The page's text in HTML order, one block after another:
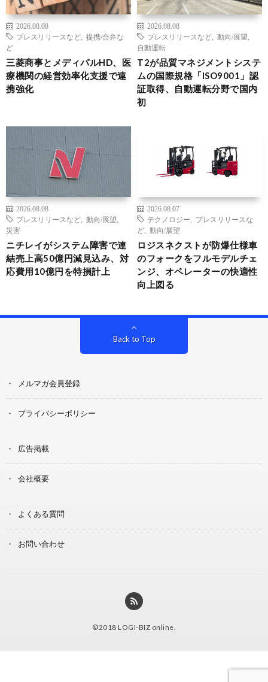
2026.08.08
プレスリリースなど
提携/合弁な
ど
三菱商事とメディパルHD、医
療機関の経営効率化支援で連
携強化
2026.08.08
プレスリリースなど
動向/展望
自動運転
T2が品質マネジメントシステ
ムの国際規格「ISO9001」認
証取得、自動運転分野で国内
初
2026.08.08
プレスリリースなど
動向/展望
災害
ニチレイがシステム障害で連
結売上高50億円減見込み、対
応費用10億円を特損計上
2026.08.07
テクノロジー
プレスリリースな
ど
動向/展望
ロジスネクストが防爆仕様車
のフォークをフルモデルチェ
ンジ、オペレーターの快適性
向上図る
Back to Top
メルマガ会員登録
プライバシーポリシー
広告掲載
会社概要
よくある質問
お問い合わせ
©2018 LOGI-BIZ online